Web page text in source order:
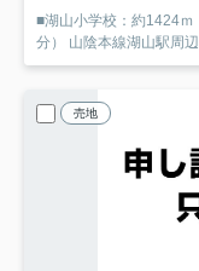
■湖山小学校：約1424
分） 山陰本線湖山駅周
売地